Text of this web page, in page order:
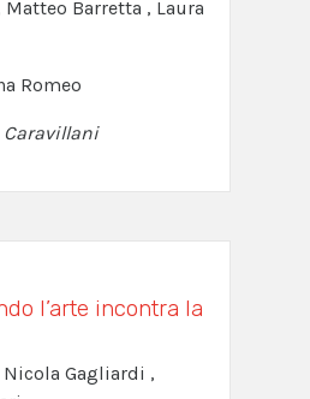
Barretta , Laura
Romeo
l’arte incontra la
Gagliardi ,